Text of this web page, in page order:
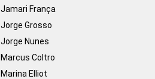
Jamari França
Jorge Grosso
Jorge Nunes
Marcus Coltro
Marina Elliot